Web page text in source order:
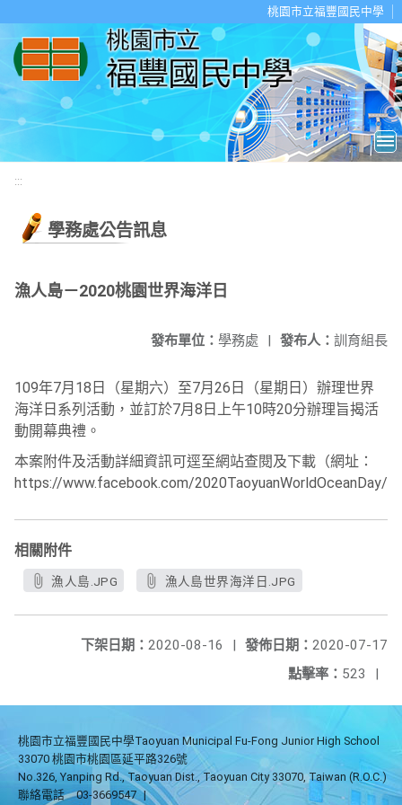
桃園市立福豐國民中學
:::
學務處公告訊息
漁人島－2020桃園世界海洋日
發布人： 訓育組長
發布單位： 學務處 |
109年7月18日（星期六）至7月26日（星期日）辦理世界
海洋日系列活動，並訂於7月8日上午10時20分辦理旨揭活
動開幕典禮。
本案附件及活動詳細資訊可逕至網站查閱及下載（網址：
https://www.facebook.com/2020TaoyuanWorldOceanDay/
相關附件
漁人島.JPG 漁人島世界海洋日.JPG
發佈日期： 2020-07-17
下架日期： 2020-08-16
|
點擊率： 523 |
桃園市立福豐國民中學Taoyuan Municipal Fu-Fong Junior High School
33070 桃園市桃園區延平路326號
No.326, Yanping Rd., Taoyuan Dist., Taoyuan City 33070, Taiwan (R.O.C.)
聯絡電話
03-3669547 |